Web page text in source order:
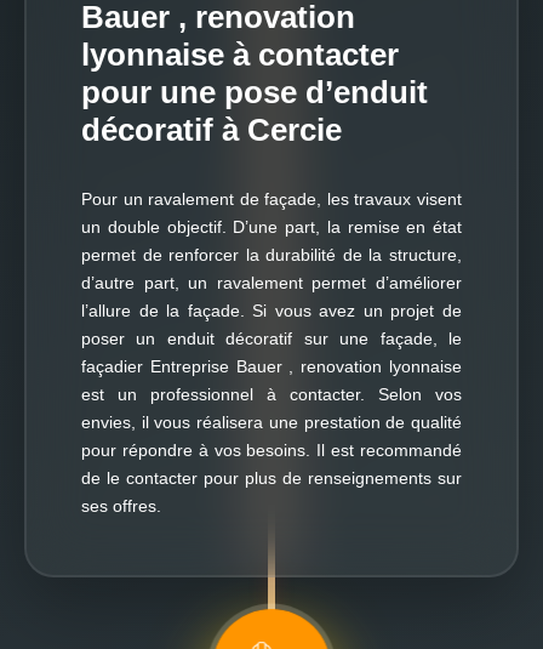
Bauer , renovation
lyonnaise à contacter
pour une pose d’enduit
décoratif à Cercie
Pour un ravalement de façade, les travaux visent
un double objectif. D’une part, la remise en état
permet de renforcer la durabilité de la structure,
d’autre part, un ravalement permet d’améliorer
l’allure de la façade. Si vous avez un projet de
poser un enduit décoratif sur une façade, le
façadier Entreprise Bauer , renovation lyonnaise
est un professionnel à contacter. Selon vos
envies, il vous réalisera une prestation de qualité
pour répondre à vos besoins. Il est recommandé
de le contacter pour plus de renseignements sur
ses offres.